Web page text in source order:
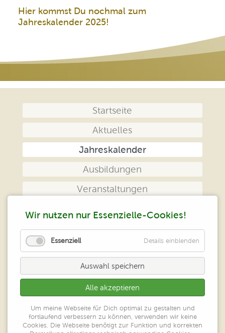
Hier kommst Du nochmal zum
Jahreskalender 2025!
überspringen
Startseite
Aktuelles
Jahreskalender
Ausbildungen
Veranstaltungen
Kontakt
Datenschutz
Zentrum geistiges Heilen
Großer Ring 52
Wir nutzen nur Essenzielle-Cookies!
Essenziell Details einblenden
Auswahl speichern
Alle akzeptieren
Um meine Webseite für Dich optimal zu gestalten und
fortlaufend verbessern zu können, verwenden wir keine
Cookies. Die Webseite benötigt zur Funktion und korrekten